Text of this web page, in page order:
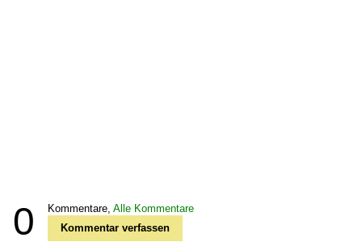
0 Kommentare, Alle Kommentare
Kommentar verfassen